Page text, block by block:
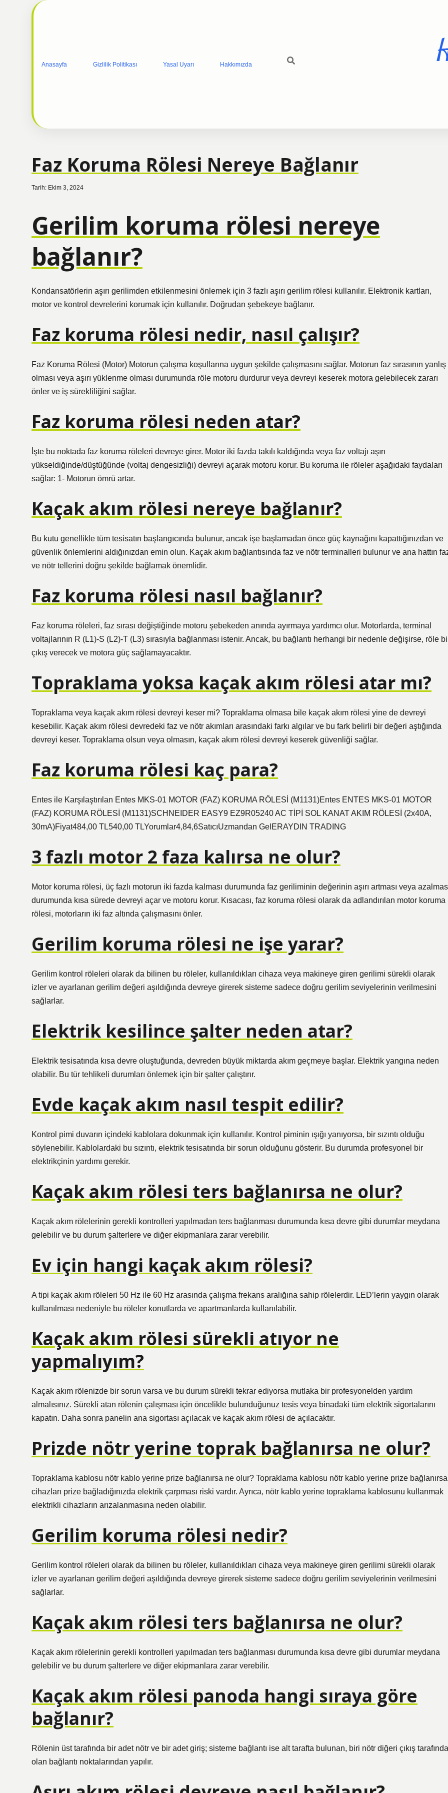
Anasayfa Gizlilik Politikası Yasal Uyarı Hakkımızda
Faz Koruma Rölesi Nereye Bağlanır
Tarih: Ekim 3, 2024
Gerilim koruma rölesi nereye
bağlanır?
Kondansatörlerin aşırı gerilimden etkilenmesini önlemek için 3 fazlı aşırı gerilim rölesi kullanılır. Elektronik kartları,
motor ve kontrol devrelerini korumak için kullanılır. Doğrudan şebekeye bağlanır.
Faz koruma rölesi nedir, nasıl çalışır?
Faz Koruma Rölesi (Motor) Motorun çalışma koşullarına uygun şekilde çalışmasını sağlar. Motorun faz sırasının yanlış
olması veya aşırı yüklenme olması durumunda röle motoru durdurur veya devreyi keserek motora gelebilecek zararı
önler ve iş sürekliliğini sağlar.
Faz koruma rölesi neden atar?
İşte bu noktada faz koruma röleleri devreye girer. Motor iki fazda takılı kaldığında veya faz voltajı aşırı
yükseldiğinde/düştüğünde (voltaj dengesizliği) devreyi açarak motoru korur. Bu koruma ile röleler aşağıdaki faydaları
sağlar: 1- Motorun ömrü artar.
Kaçak akım rölesi nereye bağlanır?
Bu kutu genellikle tüm tesisatın başlangıcında bulunur, ancak işe başlamadan önce güç kaynağını kapattığınızdan ve
güvenlik önlemlerini aldığınızdan emin olun. Kaçak akım bağlantısında faz ve nötr terminalleri bulunur ve ana hattın
ve nötr tellerini doğru şekilde bağlamak önemlidir.
Faz koruma rölesi nasıl bağlanır?
Faz koruma röleleri, faz sırası değiştiğinde motoru şebekeden anında ayırmaya yardımcı olur. Motorlarda, terminal
voltajlarının R (L1)-S (L2)-T (L3) sırasıyla bağlanması istenir. Ancak, bu bağlantı herhangi bir nedenle değişirse, röle
çıkış verecek ve motora güç sağlamayacaktır.
Topraklama yoksa kaçak akım rölesi atar mı?
Topraklama veya kaçak akım rölesi devreyi keser mi? Topraklama olmasa bile kaçak akım rölesi yine de devreyi
kesebilir. Kaçak akım rölesi devredeki faz ve nötr akımları arasındaki farkı algılar ve bu fark belirli bir değeri aştığında
devreyi keser. Topraklama olsun veya olmasın, kaçak akım rölesi devreyi keserek güvenliği sağlar.
Faz koruma rölesi kaç para?
Entes ile Karşılaştırılan Entes MKS-01 MOTOR (FAZ) KORUMA RÖLESİ (M1131)Entes ENTES MKS-01 MOTOR
(FAZ) KORUMA RÖLESİ (M1131)SCHNEIDER EASY9 EZ9R05240 AC TİPİ SOL KANAT AKIM RÖLESİ (2x40A,
30mA)Fiyat484,00 TL540,00 TLYorumlar4,84,6SatıcıUzmandan GelERAYDIN ​​​​​​​​TRADING
3 fazlı motor 2 faza kalırsa ne olur?
Motor koruma rölesi, üç fazlı motorun iki fazda kalması durumunda faz geriliminin değerinin aşırı artması veya
durumunda kısa sürede devreyi açar ve motoru korur. Kısacası, faz koruma rölesi olarak da adlandırılan motor koruma
rölesi, motorların iki faz altında çalışmasını önler.
Gerilim koruma rölesi ne işe yarar?
Gerilim kontrol röleleri olarak da bilinen bu röleler, kullanıldıkları cihaza veya makineye giren gerilimi sürekli olarak
izler ve ayarlanan gerilim değeri aşıldığında devreye girerek sisteme sadece doğru gerilim seviyelerinin verilmesini
sağlarlar.
Elektrik kesilince şalter neden atar?
Elektrik tesisatında kısa devre oluştuğunda, devreden büyük miktarda akım geçmeye başlar. Elektrik yangına neden
olabilir. Bu tür tehlikeli durumları önlemek için bir şalter çalıştırır.
Evde kaçak akım nasıl tespit edilir?
Kontrol pimi duvarın içindeki kablolara dokunmak için kullanılır. Kontrol piminin ışığı yanıyorsa, bir sızıntı olduğu
söylenebilir. Kablolardaki bu sızıntı, elektrik tesisatında bir sorun olduğunu gösterir. Bu durumda profesyonel bir
elektrikçinin yardımı gerekir.
Kaçak akım rölesi ters bağlanırsa ne olur?
Kaçak akım rölelerinin gerekli kontrolleri yapılmadan ters bağlanması durumunda kısa devre gibi durumlar meydana
gelebilir ve bu durum şalterlere ve diğer ekipmanlara zarar verebilir.
Ev için hangi kaçak akım rölesi?
A tipi kaçak akım röleleri 50 Hz ile 60 Hz arasında çalışma frekans aralığına sahip rölelerdir. LED’lerin yaygın olarak
kullanılması nedeniyle bu röleler konutlarda ve apartmanlarda kullanılabilir.
Kaçak akım rölesi sürekli atıyor ne
yapmalıyım?
Kaçak akım rölenizde bir sorun varsa ve bu durum sürekli tekrar ediyorsa mutlaka bir profesyonelden yardım
almalısınız. Sürekli atan rölenin çalışması için öncelikle bulunduğunuz tesis veya binadaki tüm elektrik sigortalarını
kapatın. Daha sonra panelin ana sigortası açılacak ve kaçak akım rölesi de açılacaktır.
Prizde nötr yerine toprak bağlanırsa ne olur?
Topraklama kablosu nötr kablo yerine prize bağlanırsa ne olur? Topraklama kablosu nötr kablo yerine prize
cihazları prize bağladığınızda elektrik çarpması riski vardır. Ayrıca, nötr kablo yerine topraklama kablosunu kullanmak
elektrikli cihazların arızalanmasına neden olabilir.
Gerilim koruma rölesi nedir?
Gerilim kontrol röleleri olarak da bilinen bu röleler, kullanıldıkları cihaza veya makineye giren gerilimi sürekli olarak
izler ve ayarlanan gerilim değeri aşıldığında devreye girerek sisteme sadece doğru gerilim seviyelerinin verilmesini
sağlarlar.
Kaçak akım rölesi ters bağlanırsa ne olur?
Kaçak akım rölelerinin gerekli kontrolleri yapılmadan ters bağlanması durumunda kısa devre gibi durumlar meydana
gelebilir ve bu durum şalterlere ve diğer ekipmanlara zarar verebilir.
Kaçak akım rölesi panoda hangi sıraya göre
bağlanır?
Rölenin üst tarafında bir adet nötr ve bir adet giriş; sisteme bağlantı ise alt tarafta bulunan, biri nötr diğeri çıkış tarafında
olan bağlantı noktalarından yapılır.